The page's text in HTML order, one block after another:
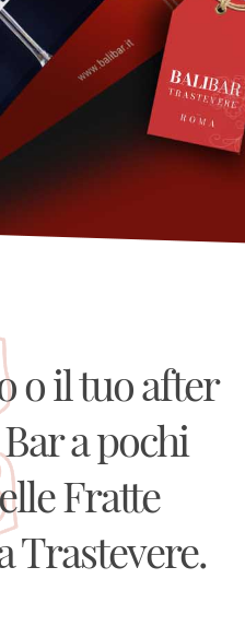
o il tuo after
a pochi
Fratte
Trastevere.